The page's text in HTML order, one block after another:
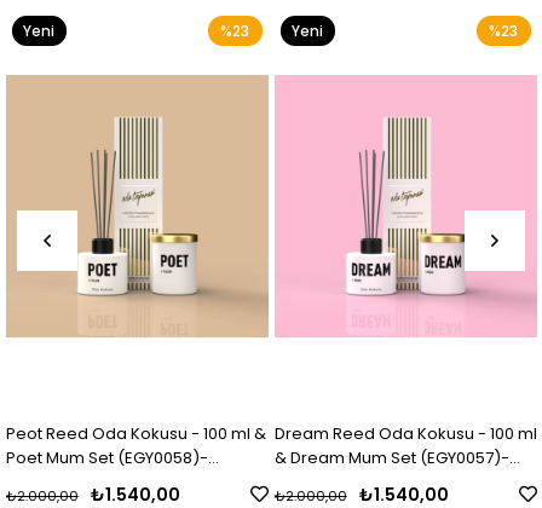
Reed Oda Kokusu - 100 ml &
Mum Set (EGY0058)-
₺1.540,00
%23
Yeni
Dream Reed Oda Kokusu - 100 ml
& Dream Mum Set (EGY0057)-
(EGY0023)
₺1.540,00
₺2.000,00
%23
Yeni